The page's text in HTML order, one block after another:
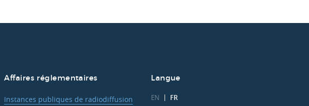
Affaires réglementaires
Instances publiques de radiodiffusion
Langue
EN FR